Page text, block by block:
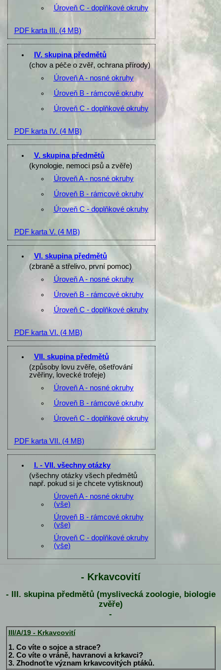
Úroveň C - doplňkové okruhy
PDF karta III. (4 MB)
IV. skupina předmětů
(chov a péče o zvěř, ochrana přírody)
Úroveň A - nosné okruhy
Úroveň B - rámcové okruhy
Úroveň C - doplňkové okruhy
PDF karta IV. (4 MB)
V. skupina předmětů
(kynologie, nemoci psů a zvěře)
Úroveň A - nosné okruhy
Úroveň B - rámcové okruhy
Úroveň C - doplňkové okruhy
PDF karta V. (4 MB)
VI. skupina předmětů
(zbraně a střelivo, první pomoc)
Úroveň A - nosné okruhy
Úroveň B - rámcové okruhy
Úroveň C - doplňkové okruhy
PDF karta VI. (4 MB)
VII. skupina předmětů
(způsoby lovu zvěře, ošetřování
zvěřiny, lovecké trofeje)
Úroveň A - nosné okruhy
Úroveň B - rámcové okruhy
Úroveň C - doplňkové okruhy
PDF karta VII. (4 MB)
I. - VII. všechny otázky
(všechny otázky všech předmětů
např. pokud si je chcete vytisknout)
Úroveň A - nosné okruhy
(vše)
Úroveň B - rámcové okruhy
(vše)
Úroveň C - doplňkové okruhy
(vše)
- Krkavcovití
- III. skupina předmětů (myslivecká zoologie, biologie
zvěře)
-
III/A/19 - Krkavcovití
1. Co víte o sojce a strace?
2. Co víte o vráně, havranovi a krkavci?
3. Zhodnoťte význam krkavcovitých ptáků.